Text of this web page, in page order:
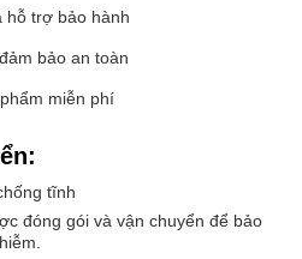
hỗ trợ bảo hành
bảo an toàn
miễn phí
tĩnh
đóng gói và vận chuyển để bảo